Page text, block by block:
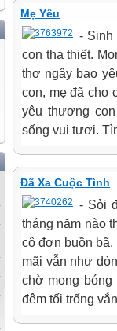
Mẹ Yêu
- Sinh
con tha thiết.
thơ ngây bao
con, mẹ đã cho
yêu thương
sống vui tươi.
Đã Xa Cuộc Tình
- Sỏi
tháng năm nào
cô đơn buồn bã.
mãi vẫn như
chờ mong
đêm tối trống